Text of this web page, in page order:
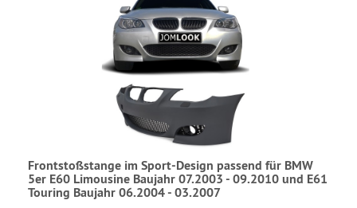
Frontstoßstange im Sport-Design passend für BMW
5er E60 Limousine Baujahr 07.2003 - 09.2010 und E61
Touring Baujahr 06.2004 - 03.2007